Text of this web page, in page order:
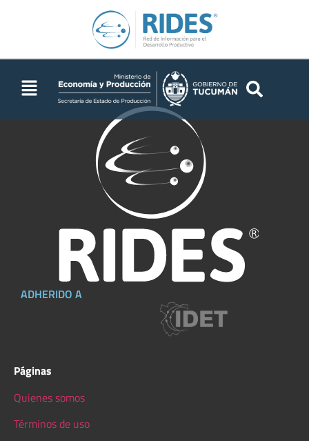
por establecimientos
ADHERIDO A
Páginas
Quienes somos
Términos de uso